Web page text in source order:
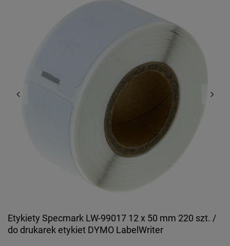
Etykiety Specmark LW-99017 12 x 50 mm 220 szt. /
do drukarek etykiet DYMO LabelWriter